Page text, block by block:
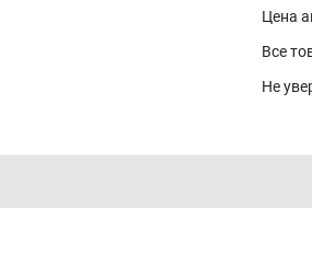
Цена
Все
Не